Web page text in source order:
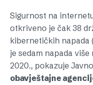
Sigurnost na
otkriveno je čak 38
kibernetičkih napada
je sedam napada
2020., pokazuje
obavještajne